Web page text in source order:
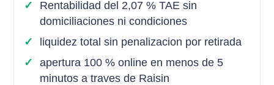
Rentabilidad del 2,07 % TAE sin
domiciliaciones ni condiciones
liquidez total sin penalizacion por retirada
apertura 100 % online en menos de 5
minutos a traves de Raisin